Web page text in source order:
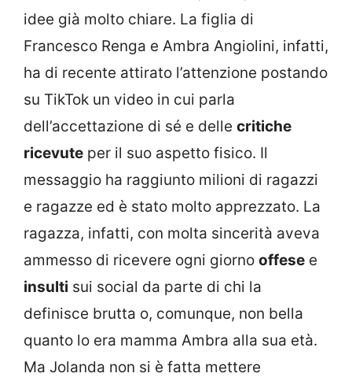
idee già molto chiare. La figlia di
Francesco Renga e Ambra Angiolini, infatti,
ha di recente attirato l’attenzione postando
su TikTok un video in cui parla
dell’accettazione di sé e delle critiche
ricevute per il suo aspetto fisico. Il
messaggio ha raggiunto milioni di ragazzi
e ragazze ed è stato molto apprezzato. La
ragazza, infatti, con molta sincerità aveva
ammesso di ricevere ogni giorno offese e
insulti sui social da parte di chi la
definisce brutta o, comunque, non bella
quanto lo era mamma Ambra alla sua età.
Ma Jolanda non si è fatta mettere